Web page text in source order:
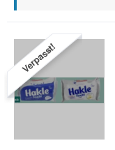
Verpasst!